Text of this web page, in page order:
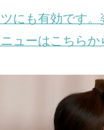
にも有効です
ューはこちらか